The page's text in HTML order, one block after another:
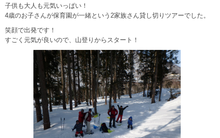
子供も大人も元気いっぱい！
4歳のお子さんが保育園が一緒という2家族さん貸し切りツアーでした。
笑顔で出発です！
すごく元気が良いので、山登りからスタート！